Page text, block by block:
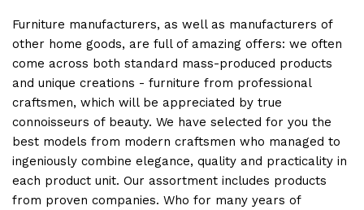
Furniture manufacturers, as well as manufacturers of
other home goods, are full of amazing offers: we often
come across both standard mass-produced products
and unique creations - furniture from professional
craftsmen, which will be appreciated by true
connoisseurs of beauty. We have selected for you the
best models from modern craftsmen who managed to
ingeniously combine elegance, quality and practicality in
each product unit. Our assortment includes products
from proven companies. Who for many years of